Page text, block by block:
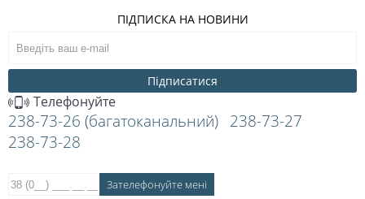
ПІДПИСКА НА НОВИНИ
Підписатися
Телефонуйте
238-73-26 (багатоканальний) 238-73-27
238-73-28